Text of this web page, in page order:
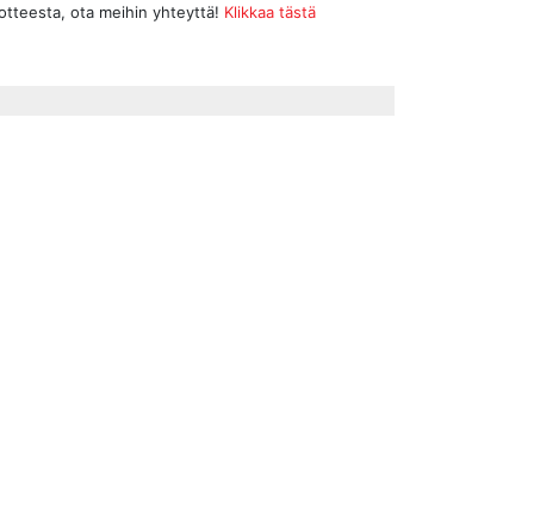
ota meihin yhteyttä! Klikkaa tästä